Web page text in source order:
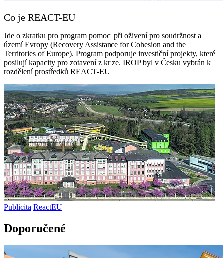
Co je REACT-EU
Jde o zkratku pro program pomoci při oživení pro soudržnost a
území Evropy (Recovery Assistance for Cohesion and the
Territories of Europe). Program podporuje investiční projekty, které
posilují kapacity pro zotavení z krize. IROP byl v Česku vybrán k
rozdělení prostředků REACT-EU.
Publicita ReactEU
Doporučené